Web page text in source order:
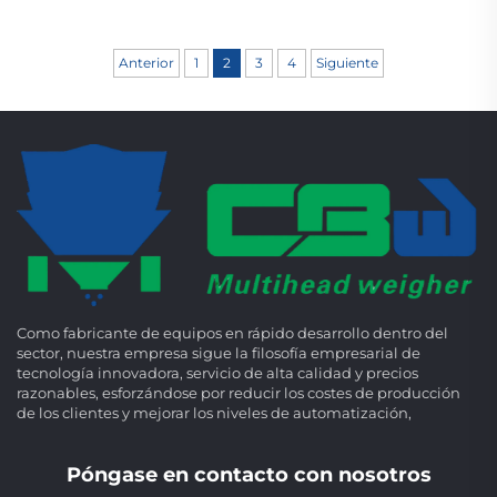
Anterior 1 2 3 4 Siguiente
Como fabricante de equipos en rápido desarrollo dentro del
sector, nuestra empresa sigue la filosofía empresarial de
tecnología innovadora, servicio de alta calidad y precios
razonables, esforzándose por reducir los costes de producción
de los clientes y mejorar los niveles de automatización,
Póngase en contacto con nosotros